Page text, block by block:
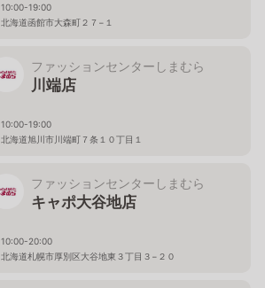
10:00-19:00
北海道函館市大森町２７−１
ファッションセンターしまむら
川端店
10:00-19:00
北海道旭川市川端町７条１０丁目１
ファッションセンターしまむら
キャポ大谷地店
10:00-20:00
北海道札幌市厚別区大谷地東３丁目３−２０